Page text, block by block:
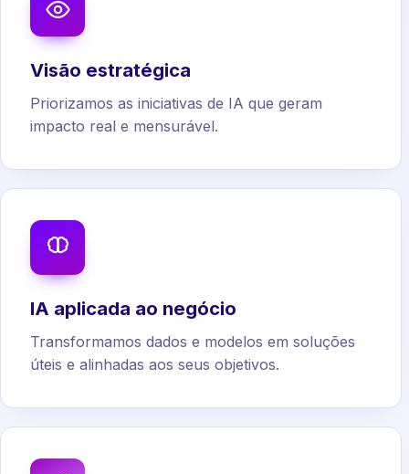
Visão estratégica
Priorizamos as iniciativas de IA que geram
impacto real e mensurável.
IA aplicada ao negócio
Transformamos dados e modelos em soluções
úteis e alinhadas aos seus objetivos.